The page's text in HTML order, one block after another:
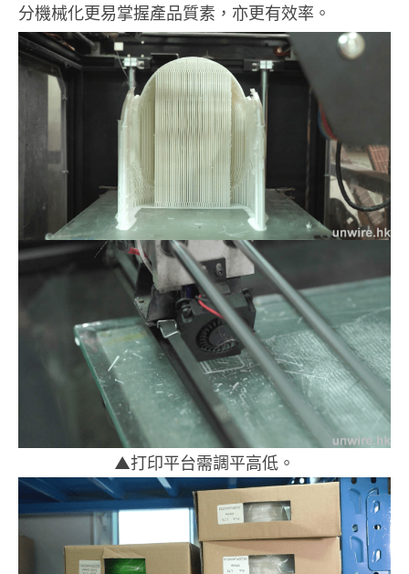
分機械化更易掌握產品質素，亦更有效率。
▲打印平台需調平高低。